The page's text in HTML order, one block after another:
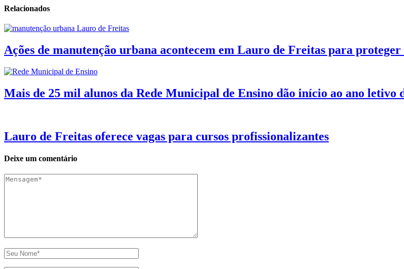
Relacionados
Ações de manutenção urbana acontecem em Lauro de Freitas para
Mais de 25 mil alunos da Rede Municipal de Ensino dão início ao ano letivo
Lauro de Freitas oferece vagas para cursos profissionalizantes
Deixe um comentário